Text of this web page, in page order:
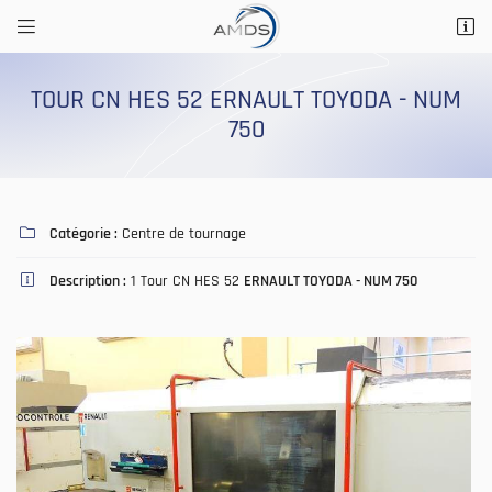
 
02 54 76 56 29
 Adresse email de réception
Recopier le code ci-contre
Rafraîchir le captcha
TOUR CN HES 52 ERNAULT TOYODA - NUM
750
 Catégorie : Centre de tournage
 Description : 1 Tour CN HES 52 ERNAULT TOYODA - NUM 750